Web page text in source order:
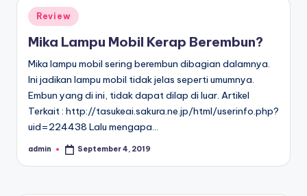
Posted
in
Review
Mika Lampu Mobil Kerap Berembun?
Mika lampu mobil sering berembun dibagian dalamnya.
Ini jadikan lampu mobil tidak jelas seperti umumnya.
Embun yang di ini, tidak dapat dilap di luar. Artikel
Terkait : http://tasukeai.sakura.ne.jp/html/userinfo.php?
uid=224438 Lalu mengapa…
Posted
admin September 4, 2019